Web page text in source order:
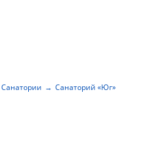
Санатории Санаторий «Юг»